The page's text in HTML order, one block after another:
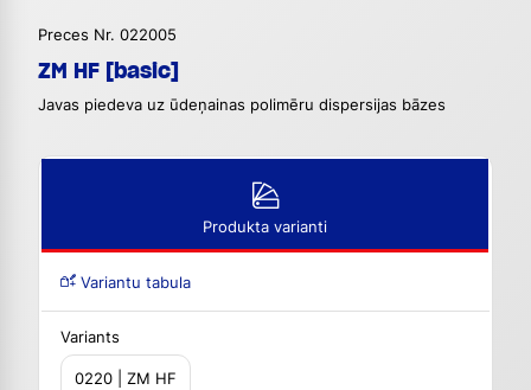
Preces Nr. 022005
ZM HF [basic]
Javas piedeva uz ūdeņainas polimēru dispersijas bāzes
Produkta varianti
Variantu tabula
Variants
0220 | ZM HF